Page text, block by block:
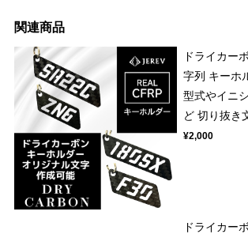
関連商品
ドライカー
字列 キーホ
型式やイニ
ど 切り抜き
¥2,000
ドライカー